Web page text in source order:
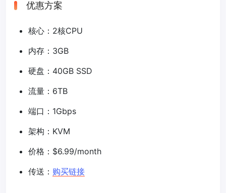
优惠方案
核心：2核CPU
内存：3GB
硬盘：40GB SSD
流量：6TB
端口：1Gbps
架构：KVM
价格：$6.99/month
传送： 购买链接